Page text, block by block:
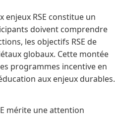
enjeux RSE constitue un
doivent comprendre
les objectifs RSE de
globaux. Cette montée
programmes incentive en
aux enjeux durables.
mérite une attention